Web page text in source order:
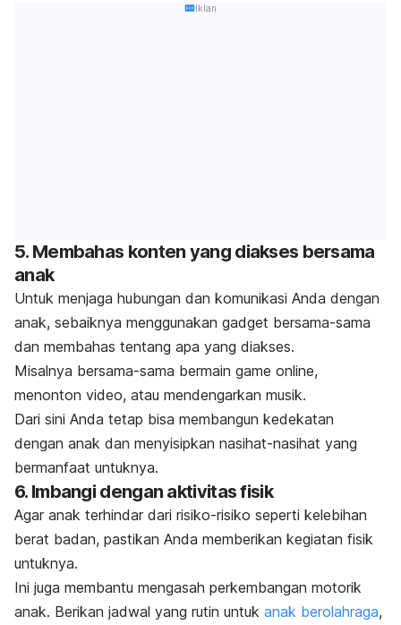
Iklan
5. Membahas konten yang diakses bersama
anak
Untuk menjaga hubungan dan komunikasi Anda dengan
anak, sebaiknya menggunakan gadget bersama-sama
dan membahas tentang apa yang diakses.
Misalnya bersama-sama bermain game online,
menonton video, atau mendengarkan musik.
Dari sini Anda tetap bisa membangun kedekatan
dengan anak dan menyisipkan nasihat-nasihat yang
bermanfaat untuknya.
6. Imbangi dengan aktivitas fisik
Agar anak terhindar dari risiko-risiko seperti kelebihan
berat badan, pastikan Anda memberikan kegiatan fisik
untuknya.
Ini juga membantu mengasah perkembangan motorik
anak. Berikan jadwal yang rutin untuk anak berolahraga,